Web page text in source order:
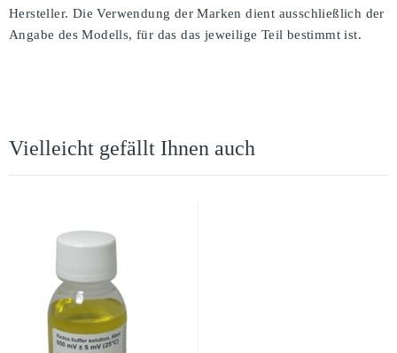
Hersteller. Die Verwendung der Marken dient ausschließlich der
Angabe des Modells, für das das jeweilige Teil bestimmt ist.
Vielleicht gefällt Ihnen auch